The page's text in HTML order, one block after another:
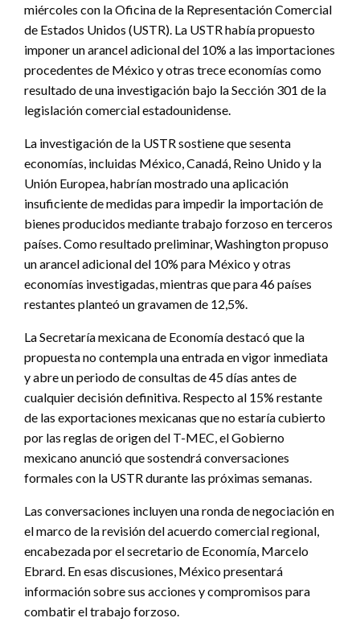
miércoles con la Oficina de la Representación Comercial
de Estados Unidos (USTR). La USTR había propuesto
imponer un arancel adicional del 10% a las importaciones
procedentes de México y otras trece economías como
resultado de una investigación bajo la Sección 301 de la
legislación comercial estadounidense.
La investigación de la USTR sostiene que sesenta
economías, incluidas México, Canadá, Reino Unido y la
Unión Europea, habrían mostrado una aplicación
insuficiente de medidas para impedir la importación de
bienes producidos mediante trabajo forzoso en terceros
países. Como resultado preliminar, Washington propuso
un arancel adicional del 10% para México y otras
economías investigadas, mientras que para 46 países
restantes planteó un gravamen de 12,5%.
La Secretaría mexicana de Economía destacó que la
propuesta no contempla una entrada en vigor inmediata
y abre un periodo de consultas de 45 días antes de
cualquier decisión definitiva. Respecto al 15% restante
de las exportaciones mexicanas que no estaría cubierto
por las reglas de origen del T-MEC, el Gobierno
mexicano anunció que sostendrá conversaciones
formales con la USTR durante las próximas semanas.
Las conversaciones incluyen una ronda de negociación en
el marco de la revisión del acuerdo comercial regional,
encabezada por el secretario de Economía, Marcelo
Ebrard. En esas discusiones, México presentará
información sobre sus acciones y compromisos para
combatir el trabajo forzoso.